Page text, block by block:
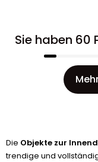
Sie haben 60
Die Objekte zur
trendige und